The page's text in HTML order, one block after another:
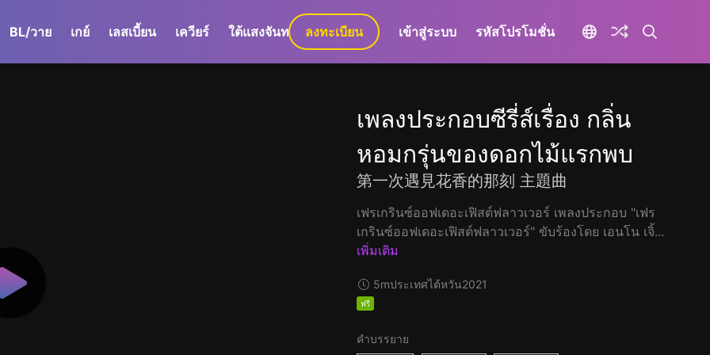
BL/วาย เกย์ เลสเบี้ยน เควียร์ ใต้แสงจันทร์ GaLa+
ลงทะเบียน เข้าสู่ระบบ รหัสโปรโมชั่น
เพลงประกอบซีรี่ส์เรื่อง กลิ่น
หอมกรุ่นของดอกไม้แรกพบ
第一次遇見花香的那刻 主題曲
เฟรเกรินซ์ออฟเดอะเฟิสต์ฟลาวเวอร์ เพลงประกอบ "เฟร
เกรินซ์ออฟเดอะเฟิสต์ฟลาวเวอร์" ขับร้องโดย เอนโน เจิ้...
เพิ่มเติม
5mประเทศไต้หวัน2021
ฟรี
คำบรรยาย